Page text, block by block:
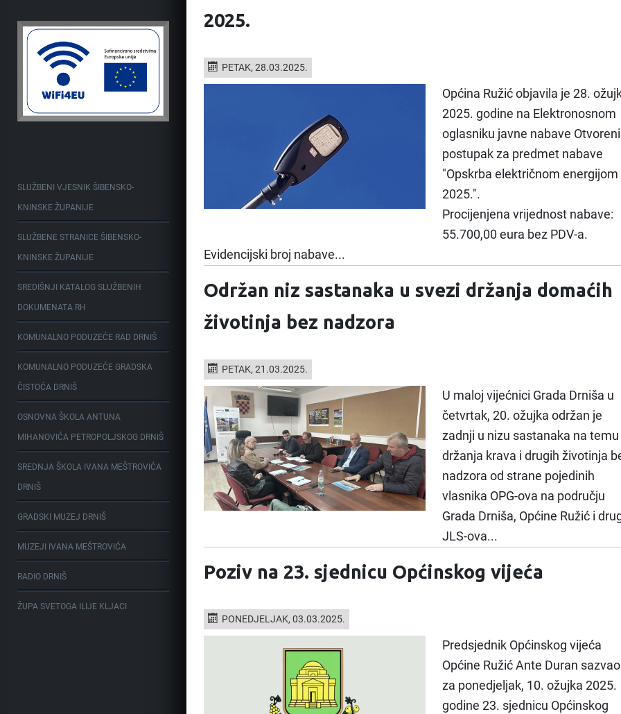
SLUŽBENI VJESNIK ŠIBENSKO-
KNINSKE ŽUPANIJE
SLUŽBENE STRANICE ŠIBENSKO-
KNINSKE ŽUPANIJE
SREDIŠNJI KATALOG SLUŽBENIH
DOKUMENATA RH
KOMUNALNO PODUZEĆE RAD DRNIŠ
KOMUNALNO PODUZEĆE GRADSKA
ČISTOĆA DRNIŠ
OSNOVNA ŠKOLA ANTUNA
MIHANOVIĆA PETROPOLJSKOG DRNIŠ
SREDNJA ŠKOLA IVANA MEŠTROVIĆA
DRNIŠ
GRADSKI MUZEJ DRNIŠ
MUZEJI IVANA MEŠTROVIĆA
RADIO DRNIŠ
ŽUPA SVETOGA ILIJE KLJACI
2025.
PETAK, 28.03.2025.
Općina Ružić objavila je 28.
2025. godine na Elektronosnom
oglasniku javne nabave Otvoreni
postupak za predmet nabave
"Opskrba električnom energijom
2025.".
Procijenjena vrijednost nabave:
55.700,00 eura bez PDV-a.
Evidencijski broj nabave...
Održan niz sastanaka u svezi držanja domaćih
životinja bez nadzora
PETAK, 21.03.2025.
U maloj vijećnici Grada Drniša u
četvrtak, 20. ožujka održan je
zadnji u nizu sastanaka na temu
držanja krava i drugih životinja
nadzora od strane pojedinih
vlasnika OPG-ova na području
Grada Drniša, Općine Ružić i
JLS-ova...
Poziv na 23. sjednicu Općinskog vijeća
PONEDJELJAK, 03.03.2025.
Predsjednik Općinskog vijeća
Općine Ružić Ante Duran
za ponedjeljak, 10. ožujka 2025.
godine 23. sjednicu Općinskog